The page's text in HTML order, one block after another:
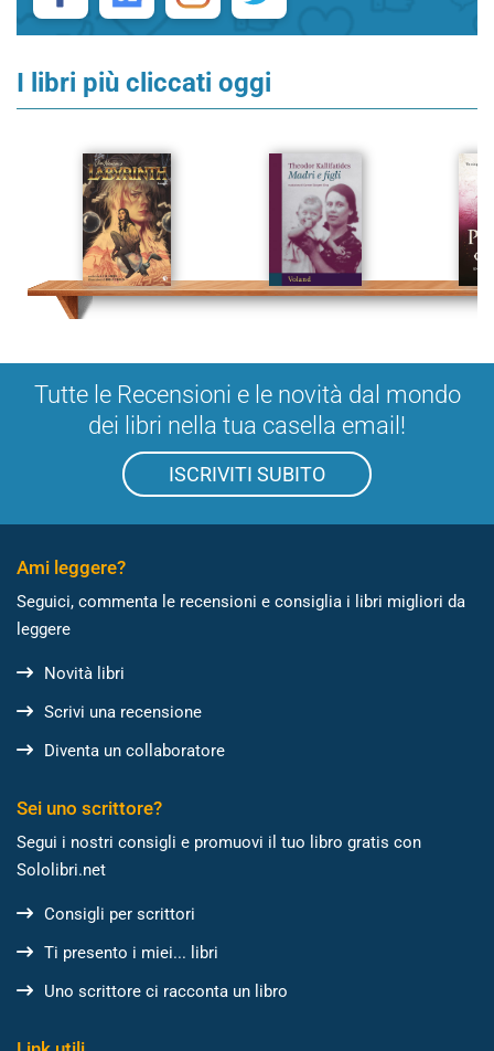
I libri più cliccati oggi
Tutte le Recensioni e le novità dal mondo
dei libri nella tua casella email!
ISCRIVITI SUBITO
Ami leggere?
Seguici, commenta le recensioni e consiglia i libri migliori da
leggere
Novità libri
Scrivi una recensione
Diventa un collaboratore
Sei uno scrittore?
Segui i nostri consigli e promuovi il tuo libro gratis con
Sololibri.net
Consigli per scrittori
Ti presento i miei... libri
Uno scrittore ci racconta un libro